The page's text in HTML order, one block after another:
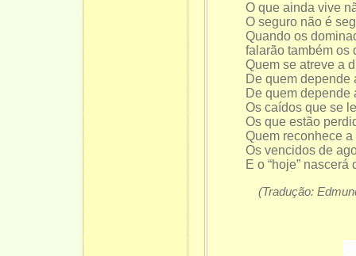
O que ainda vive
O seguro não é
Quando os
falarão também os
Quem se atreve a
De quem depende
De quem depende
Os caídos que se
Os que estão
Quem reconhece
Os vencidos de
E o “hoje” nascerá
(Tradução: